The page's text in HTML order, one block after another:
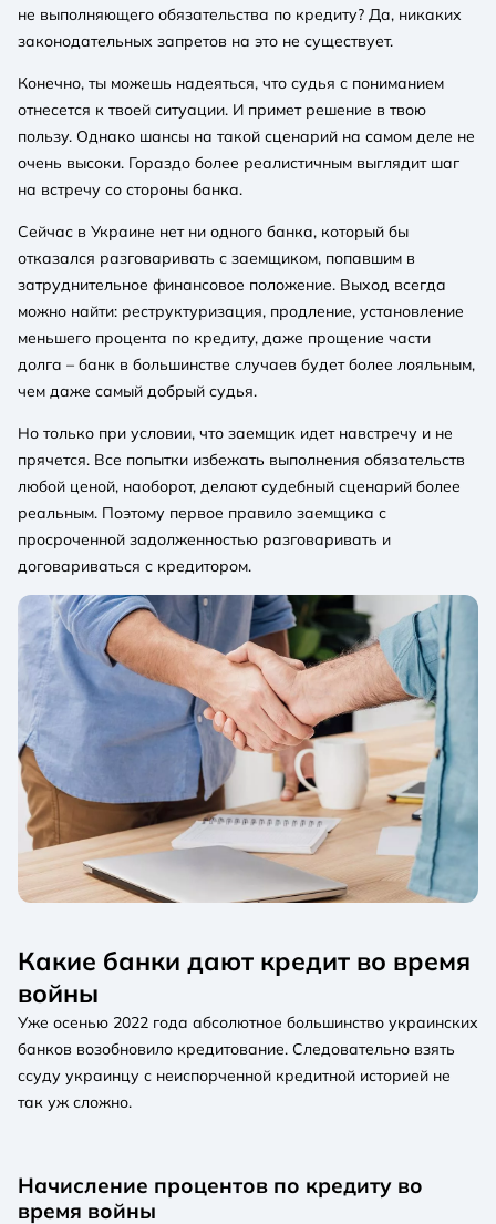
не выполняющего обязательства по кредиту? Да, никаких
законодательных запретов на это не существует.
Конечно, ты можешь надеяться, что судья с пониманием
отнесется к твоей ситуации. И примет решение в твою
пользу. Однако шансы на такой сценарий на самом деле не
очень высоки. Гораздо более реалистичным выглядит шаг
на встречу со стороны банка.
Сейчас в Украине нет ни одного банка, который бы
отказался разговаривать с заемщиком, попавшим в
затруднительное финансовое положение. Выход всегда
можно найти: реструктуризация, продление, установление
меньшего процента по кредиту, даже прощение части
долга – банк в большинстве случаев будет более лояльным,
чем даже самый добрый судья.
Но только при условии, что заемщик идет навстречу и не
прячется. Все попытки избежать выполнения обязательств
любой ценой, наоборот, делают судебный сценарий более
реальным. Поэтому первое правило заемщика с
просроченной задолженностью разговаривать и
договариваться с кредитором.
Какие банки дают кредит во время
войны
Уже осенью 2022 года абсолютное большинство украинских
банков возобновило кредитование. Следовательно взять
ссуду украинцу с неиспорченной кредитной историей не
так уж сложно.
Начисление процентов по кредиту во
время войны